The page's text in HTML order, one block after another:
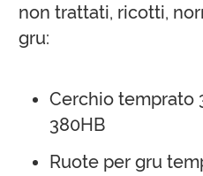
non trattati, ricotti,
gru:
Cerchio temprato
380HB
Ruote per gru